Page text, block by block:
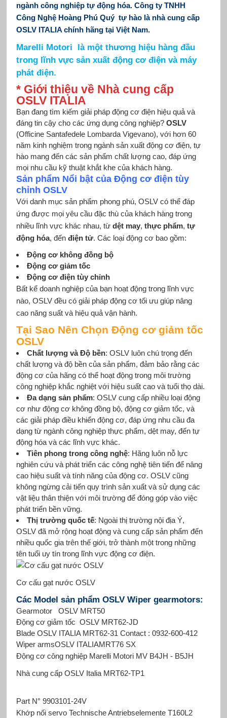
ngành công nghiệp tự động hóa. Công ty TNHH
Công Nghệ Hoàng Phú Quý tự hào là nhà cung cấp
OSLV ITALIA chính hãng tại Việt Nam.
Marelli Motori là một thương hiệu hàng đầu
trong lĩnh vực sản xuất động cơ điện và máy
phát điện.
* Giới thiệu về Nhà cung cấp
OSLV ITALIA
Bạn đang tìm kiếm giải pháp động cơ điện hiệu quả và
đáng tin cậy cho các ứng dụng công nghiệp? OSLV
(Officine Santafedele Lombarda Vigevano), với hơn 60
năm kinh nghiệm trong ngành sản xuất động cơ điện, tự
hào mang đến các sản phẩm chất lượng cao, đáp ứng
mọi nhu cầu kỹ thuật khắt khe của khách hàng.
Sản phẩm Nổi bật của Động cơ điện tùy
chỉnh OSLV
Với danh mục sản phẩm phong phú, OSLV có thể đáp
ứng được mọi yêu cầu đặc thù của khách hàng trong
nhiều lĩnh vực khác nhau, từ dệt may, thực phẩm, tự
động hóa, đến điện tử. Các loại động cơ bao gồm:
Động cơ không đồng bộ
Động cơ giảm tốc
Động cơ điện tùy chỉnh
Bất kể doanh nghiệp của bạn hoạt động trong lĩnh vực
nào, OSLV đều có giải pháp động cơ tối ưu giúp nâng
cao năng suất và hiệu quả vận hành.
Tại Sao Nên Chọn Động cơ giảm tốc
OSLV
Chất lượng và Độ bền: OSLV luôn chú trọng đến
chất lượng và độ bền của sản phẩm, đảm bảo rằng các
động cơ của hãng có thể hoạt động trong môi trường
công nghiệp khắc nghiệt với hiệu suất cao và tuổi thọ dài.
Đa dạng sản phẩm: OSLV cung cấp nhiều loại động
cơ như động cơ không đồng bộ, động cơ giảm tốc, và
các giải pháp điều khiển động cơ, đáp ứng nhu cầu đa
dạng từ ngành công nghiệp thực phẩm, dệt may, đến tự
động hóa và các lĩnh vực khác.
Tiên phong trong công nghệ: Hãng luôn nỗ lực
nghiên cứu và phát triển các công nghệ tiên tiến để nâng
cao hiệu suất và tính năng của động cơ. OSLV cũng
không ngừng cải tiến quy trình sản xuất và sử dụng các
vật liệu thân thiện với môi trường để đóng góp vào việc
phát triển bền vững.
Thị trường quốc tế: Ngoài thị trường nội địa Ý,
OSLV đã mở rộng hoạt động và cung cấp sản phẩm đến
nhiều quốc gia trên thế giới, trở thành một trong những
tên tuổi uy tín trong lĩnh vực động cơ điện.
Cơ cấu gạt nước OSLV
Các Model sản phẩm OSLV Wiper gearmotors:
Gearmotor OSLV MRT50
Động cơ giảm tốc OSLV MRT62-JD
Blade OSLV ITALIA MRT62-31 Contact : 0932-600-412
Wiper armsOSLV ITALIAMRT76 SX
Động cơ công nghiệp Marelli MotoriMV B4JH - B5JH
Nhà cung cấp OSLV ItaliaMRT62-TP1
Part N° 9903101-24V
Khớp nối servo Technische AntriebselementeT160L2